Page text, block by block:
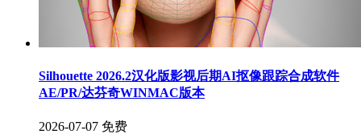
Silhouette 2026.2汉化版影视后期AI抠像跟踪合成软件
AE/PR/达芬奇WINMAC版本
2026-07-07 免费